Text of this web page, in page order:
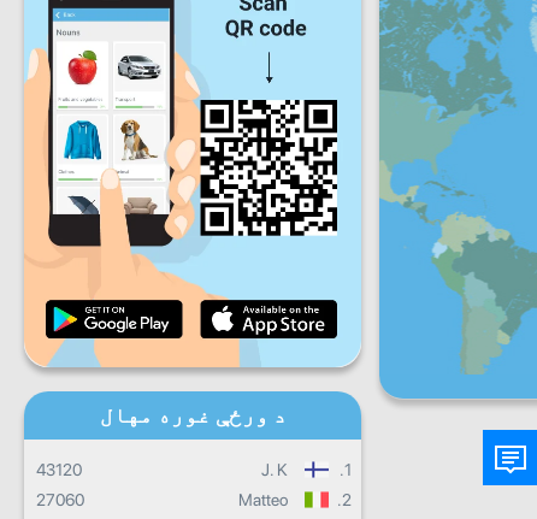
دوشنبه سه پنجشنبه
جمعې
ورځ
شنبه یکشنبه
ورځنی پرمختګ
میاشتنی پرمختګ
ټول ټال جريان
د ورځې غوره مهال
1.
J. K
43120
2.
Matteo
27060